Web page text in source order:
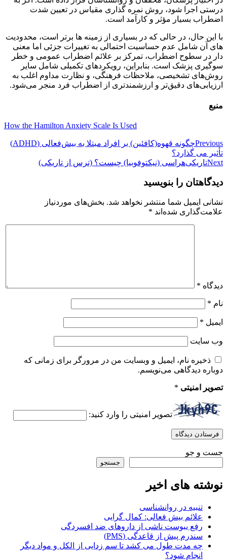
درستی اجرا شود، روش نمره گذاری مقیاس در تعیین شدت
اضطراب بسیار مؤثر و کارآمد است.
با این حال، در حالی که در بسیاری از زمینه ها برتر است، محدودیت
های آن شامل عدم حساسیت احتمالی به تغییرات جزئی اما معنی
دار در سطوح اضطراب، تمرکز بر علائم اضطراب عمومی و خطر
سوگیری پزشک است. بنابراین، رویکردهای تکمیلی شامل سایر
روش‌های تشخیصی، ملاحظات فرهنگی، و نظارت مداوم اغلب به
ارزیابی‌های دقیق‌تر و ارزشمندتری از اضطراب فرد منجر می‌شود.
منبع
How the Hamilton Anxiety Scale Is Used
راهبری
نوشته
Previous
چگونه قهوه(کافئین) بر افراد مبتلا به بیش‌فعالی (ADHD)
تأثیر می گذارد؟
Nextتاریکی‌هراسی (نیکتوفوبیا) چیست؟ (ترس از تاریکی)
دیدگاهتان را بنویسید
نشانی ایمیل شما منتشر نخواهد شد. بخش‌های موردنیاز
علامت‌گذاری شده‌اند *
دیدگاه *
نام *
ایمیل *
وب‌ سایت
ذخیره نام، ایمیل و وبسایت من در مرورگر برای زمانی که
دوباره دیدگاهی می‌نویسم.
تصویر امنیتی *
تصویر امنیتی را وارد کنید:
جست و جو
جستجو
نوشته های اخیر
تنبیه در روانشناسی
علائم بیش فعالی: کمال گرایی
رفع یبوست ناشی از داروهای ضد افسردگی
سندرم پیش از قاعدگی (PMS)
چه مدت طول می کشد تا سم زدایی از الکل و مواد دیگر
انجام شود؟